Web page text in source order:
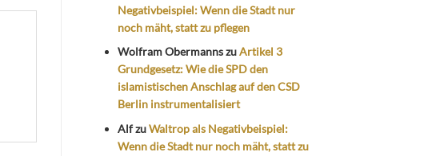
Negativbeispiel: Wenn die Stadt nur
noch mäht, statt zu pflegen
Wolfram ObermannszuArtikel 3
Grundgesetz: Wie die SPD den
islamistischen Anschlag auf den CSD
Berlin instrumentalisiert
AlfzuWaltrop als Negativbeispiel:
Wenn die Stadt nur noch mäht, statt zu